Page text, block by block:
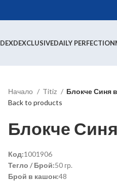
DEXDEXCLUSIVEDAILY PERFECTION
Начало Titiz
Блокче Синя
Back to products
Блокче
Код:1001906
Тегло / Брой:50 гр.
Брой в кашон:48